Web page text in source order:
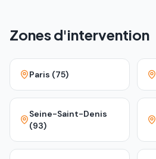
Zones d'intervention
Paris (75)
Seine-Saint-Denis
(93)